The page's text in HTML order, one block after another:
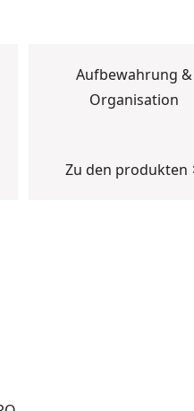
Aufbewahrung &
Organisation
Zu den produkten